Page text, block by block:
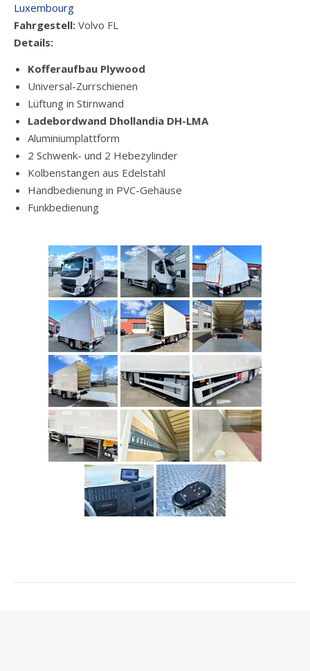
Luxembourg
Fahrgestell: Volvo FL
Details:
Kofferaufbau Plywood
Universal-Zurrschienen
Lüftung in Stirnwand
Ladebordwand Dhollandia DH-LMA
Aluminiumplattform
2 Schwenk- und 2 Hebezylinder
Kolbenstangen aus Edelstahl
Handbedienung in PVC-Gehäuse
Funkbedienung